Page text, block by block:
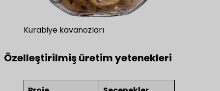
Kurabiye kavanozları
Özelleştirilmiş üretim yetenekleri